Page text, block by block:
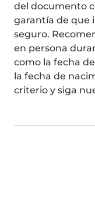
del documento
garantía de que
seguro.
en persona
como la fecha
la fecha de
criterio y siga